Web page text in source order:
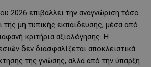
2026 επιβάλλει την αναγνώριση τόσο
της μη τυπικής εκπαίδευσης, μέσα από
κριτήρια αξιολόγησης. Η
δεν διασφαλίζεται αποκλειστικά
της γνώσης, αλλά από την ύπαρξη